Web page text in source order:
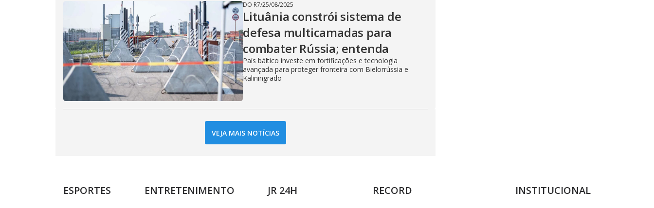
DO R7/25/08/2025
Lituânia constrói sistema de
defesa multicamadas para
combater Rússia; entenda
País báltico investe em fortificações e tecnologia
avançada para proteger fronteira com Bielorrússia e
Kaliningrado
VEJA MAIS NOTÍCIAS
ESPORTES ENTRETENIMENTO JR 24H RECORD INSTITUCIONAL